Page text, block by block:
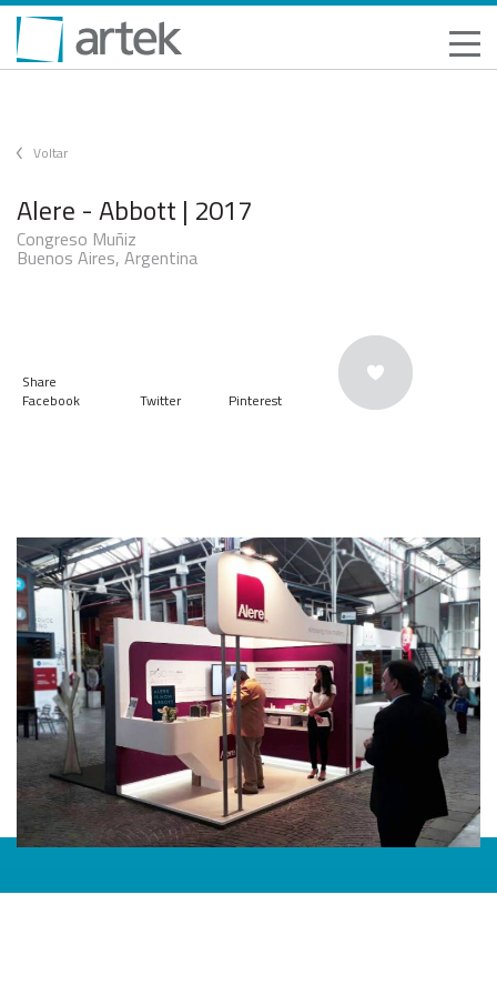
Voltar
Alere - Abbott | 2017
Congreso Muñiz
Buenos Aires, Argentina
Share
Facebook
Twitter Pinterest